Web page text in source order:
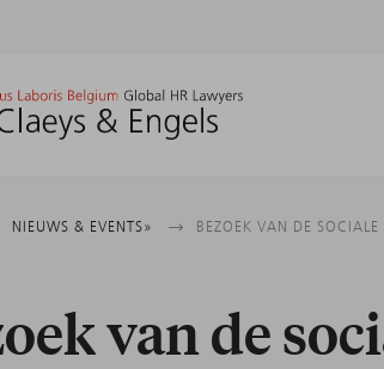
NIEUWS & EVENTS BEZOEK VAN DE SOCIALE
van de